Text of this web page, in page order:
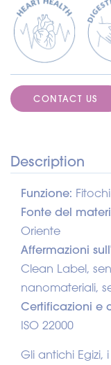
CONTACT US
Description
Funzione:
Fonte del
Oriente
Affermazioni
Clean Label,
nanomateriali,
Certificazioni e
ISO 22000
Gli antichi Egizi,